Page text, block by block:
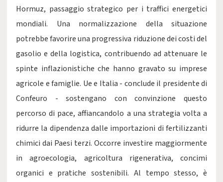
Hormuz, passaggio strategico per i traffici energetici
mondiali. Una normalizzazione della situazione
potrebbe favorire una progressiva riduzione dei costi del
gasolio e della logistica, contribuendo ad attenuare le
spinte inflazionistiche che hanno gravato su imprese
agricole e famiglie. Ue e Italia - conclude il presidente di
Confeuro - sostengano con convinzione questo
percorso di pace, affiancandolo a una strategia volta a
ridurre la dipendenza dalle importazioni di fertilizzanti
chimici dai Paesi terzi. Occorre investire maggiormente
in agroecologia, agricoltura rigenerativa, concimi
organici e pratiche sostenibili. Al tempo stesso, è